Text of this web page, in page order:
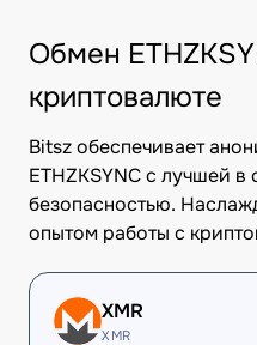
Обмен
криптовалюте
Bitsz обеспечивает
ETHZKSYNC с лучшей в
безопасностью.
опытом работы с
XMR
XMR